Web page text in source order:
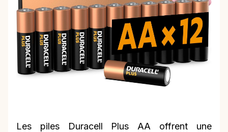
Les piles Duracell Plus AA offrent une